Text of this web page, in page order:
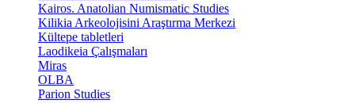
Kairos. Anatolian Numismatic Studies
Kilikia Arkeolojisini Araştırma Merkezi
Kültepe tabletleri
Laodikeia Çalışmaları
Miras
OLBA
Parion Studies